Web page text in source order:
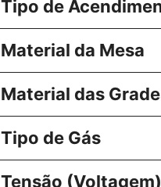
Tipo de
Material da Mesa
Material das
Tipo de Gás
Tensão (Voltagem)